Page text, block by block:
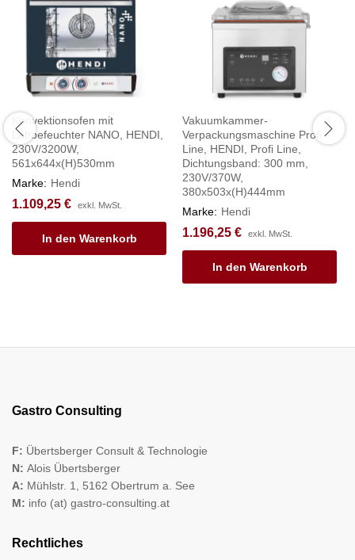
Konvektionsofen mit
Luftbefeuchter NANO, HENDI,
230V/3200W,
561x644x(H)530mm
Marke: Hendi
1.109,25 € exkl. MwSt.
In den Warenkorb
Vakuumkammer-
Verpackungsmaschine Profi
Line, HENDI, Profi Line,
Dichtungsband: 300 mm,
230V/370W,
380x503x(H)444mm
Marke: Hendi
1.196,25 € exkl. MwSt.
In den Warenkorb
Gastro Consulting
F: Übertsberger Consult & Technologie
N: Alois Übertsberger
A: Mühlstr. 1, 5162 Obertrum a. See
M: info (at) gastro-consulting.at
Rechtliches